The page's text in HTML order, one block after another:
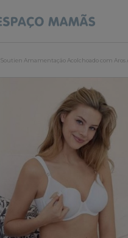
Soutien Amamentação Acolchoado com Aros